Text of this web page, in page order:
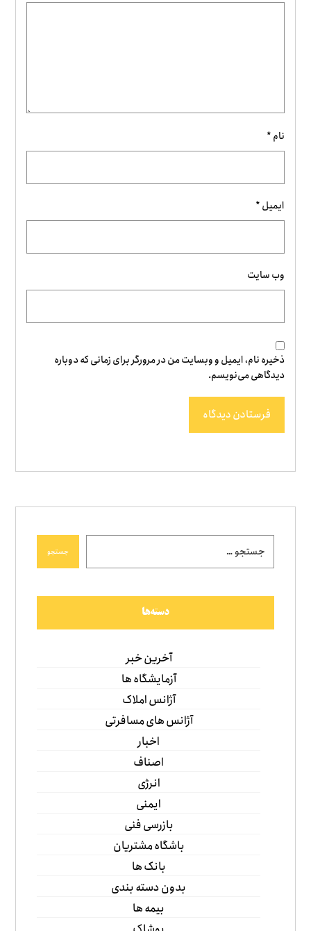
نام*
ایمیل*
وب‌ سایت
ذخیره نام، ایمیل و وبسایت من در مرورگر برای زمانی که دوباره
دیدگاهی می‌نویسم.
فرستادن دیدگاه
جستجو
دسته‌ها
آخرین خبر
آزمایشگاه ها
آژانس املاک
آژانس های مسافرتی
اخبار
اصناف
انرژی
ایمنی
بازرسی فنی
باشگاه مشتریان
بانک ها
بدون دسته بندی
بیمه ها